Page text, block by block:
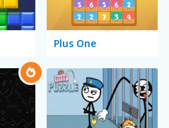
Plus One